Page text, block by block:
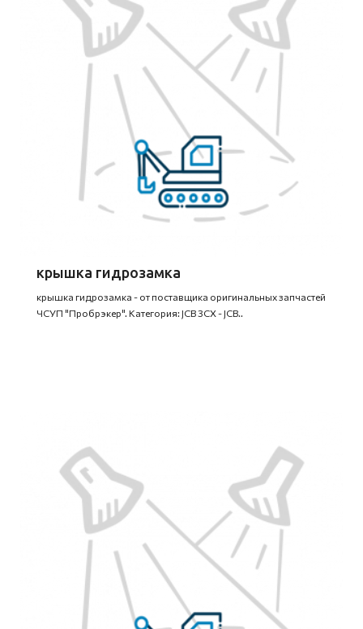
крышка гидрозамка
крышка гидрозамка - от поставщика оригинальных запчастей
ЧСУП "Пробрэкер". Категория: JCB 3CX - JCB..